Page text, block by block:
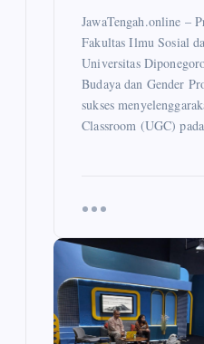
JawaTengah.online –
Fakultas Ilmu Sosial
Universitas
Budaya dan Gender
sukses
Classroom (UGC)